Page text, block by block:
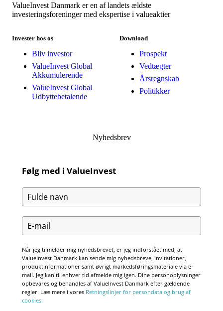
ValueInvest Danmark er en af landets ældste
investeringsforeninger med ekspertise i valueaktier
Invester hos os
Bliv investor
ValueInvest Global
Akkumulerende
ValueInvest Global
Udbyttebetalende
Download
Prospekt
Vedtægter
Årsregnskab
Politikker
Nyhedsbrev
Følg med i ValueInvest
Når jeg tilmelder mig nyhedsbrevet, er jeg indforstået med, at
ValueInvest Danmark kan sende mig nyhedsbreve, invitationer,
produktinformationer samt øvrigt markedsføringsmateriale via e-
mail. Jeg kan til enhver tid afmelde mig igen. Dine personoplysninger
opbevares og behandles af ValueInvest Danmark efter gældende
regler. Læs mere i vores Retningslinjer for persondata og brug af
cookies.